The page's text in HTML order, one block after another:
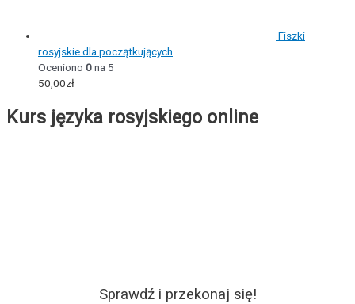
Fiszki
rosyjskie dla początkujących
Oceniono 0na 5
50,00zł
Kurs języka rosyjskiego online
Sprawdź i przekonaj się!